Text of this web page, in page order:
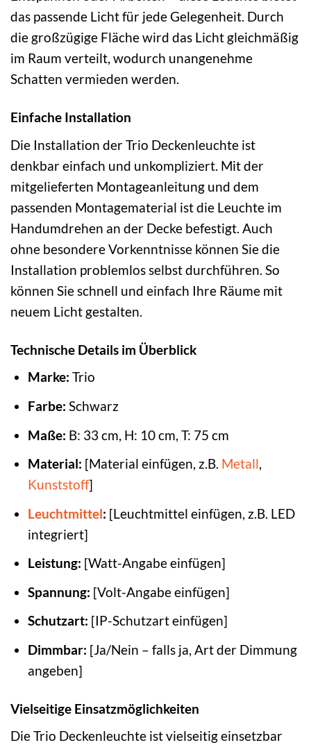
das passende Licht für jede Gelegenheit. Durch
die großzügige Fläche wird das Licht gleichmäßig
im Raum verteilt, wodurch unangenehme
Schatten vermieden werden.
Einfache Installation
Die Installation der Trio Deckenleuchte ist
denkbar einfach und unkompliziert. Mit der
mitgelieferten Montageanleitung und dem
passenden Montagematerial ist die Leuchte im
Handumdrehen an der Decke befestigt. Auch
ohne besondere Vorkenntnisse können Sie die
Installation problemlos selbst durchführen. So
können Sie schnell und einfach Ihre Räume mit
neuem Licht gestalten.
Technische Details im Überblick
Marke: Trio
Farbe: Schwarz
Maße: B: 33 cm, H: 10 cm, T: 75 cm
Material: [Material einfügen, z.B. Metall,
Kunststoff]
Leuchtmittel: [Leuchtmittel einfügen, z.B. LED
integriert]
Leistung: [Watt-Angabe einfügen]
Spannung: [Volt-Angabe einfügen]
Schutzart: [IP-Schutzart einfügen]
Dimmbar: [Ja/Nein – falls ja, Art der Dimmung
angeben]
Vielseitige Einsatzmöglichkeiten
Die Trio Deckenleuchte ist vielseitig einsetzbar